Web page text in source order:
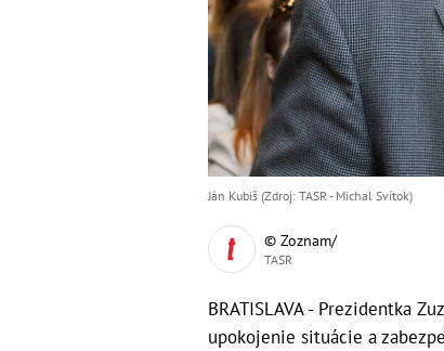
Ján Kubiš (Zdroj: TASR - Michal Svítok)
© Zoznam/
TASR
BRATISLAVA - Prezidentka
upokojenie situácie a